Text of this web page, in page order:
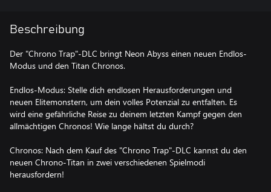
Beschreibung
Der "Chrono Trap"-DLC bringt Neon Abyss einen neuen Endlos-
Modus und den Titan Chronos.
Endlos-Modus: Stelle dich endlosen Herausforderungen und
neuen Elitemonstern, um dein volles Potenzial zu entfalten. Es
wird eine gefährliche Reise zu deinem letzten Kampf gegen den
allmächtigen Chronos! Wie lange hältst du durch?
Chronos: Nach dem Kauf des "Chrono Trap"-DLC kannst du den
neuen Chrono-Titan in zwei verschiedenen Spielmodi
herausfordern!